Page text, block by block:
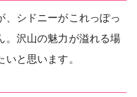
、シドニーがこれっぽっ
。沢山の魅力が溢れる場
と思います。